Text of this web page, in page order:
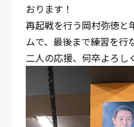
おります！
再起戦を行う岡村弥徳と
ムで、最後まで練習を行
二人の応援、何卒よろし